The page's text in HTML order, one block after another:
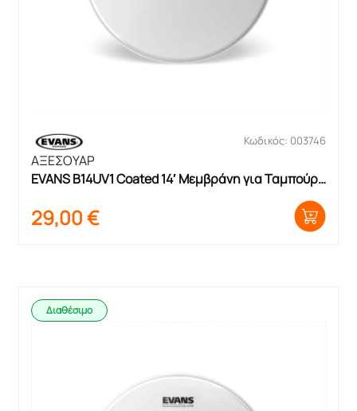
Κωδικός: 003746
ΑΞΕΣΟΥΑΡ
EVANS B14UV1 Coated 14′ Μεμβράνη για Ταμπούρο
29,00€
Διαθέσιμο